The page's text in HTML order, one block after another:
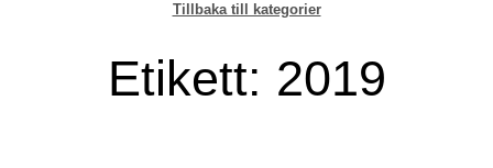
Tillbaka till kategorier
Etikett: 2019